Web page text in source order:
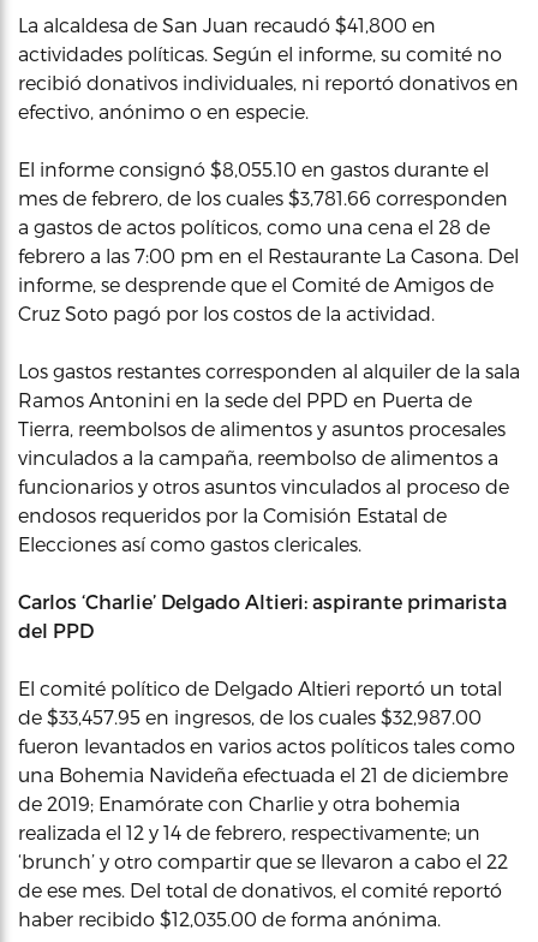
La alcaldesa de San Juan recaudó $41,800 en
actividades políticas. Según el informe, su comité no
recibió donativos individuales, ni reportó donativos en
efectivo, anónimo o en especie.
El informe consignó $8,055.10 en gastos durante el
mes de febrero, de los cuales $3,781.66 corresponden
a gastos de actos políticos, como una cena el 28 de
febrero a las 7:00 pm en el Restaurante La Casona. Del
informe, se desprende que el Comité de Amigos de
Cruz Soto pagó por los costos de la actividad.
Los gastos restantes corresponden al alquiler de la sala
Ramos Antonini en la sede del PPD en Puerta de
Tierra, reembolsos de alimentos y asuntos procesales
vinculados a la campaña, reembolso de alimentos a
funcionarios y otros asuntos vinculados al proceso de
endosos requeridos por la Comisión Estatal de
Elecciones así como gastos clericales.
Carlos ‘Charlie’ Delgado Altieri: aspirante primarista
del PPD
El comité político de Delgado Altieri reportó un total
de $33,457.95 en ingresos, de los cuales $32,987.00
fueron levantados en varios actos políticos tales como
una Bohemia Navideña efectuada el 21 de diciembre
de 2019; Enamórate con Charlie y otra bohemia
realizada el 12 y 14 de febrero, respectivamente; un
‘brunch’ y otro compartir que se llevaron a cabo el 22
de ese mes. Del total de donativos, el comité reportó
haber recibido $12,035.00 de forma anónima.